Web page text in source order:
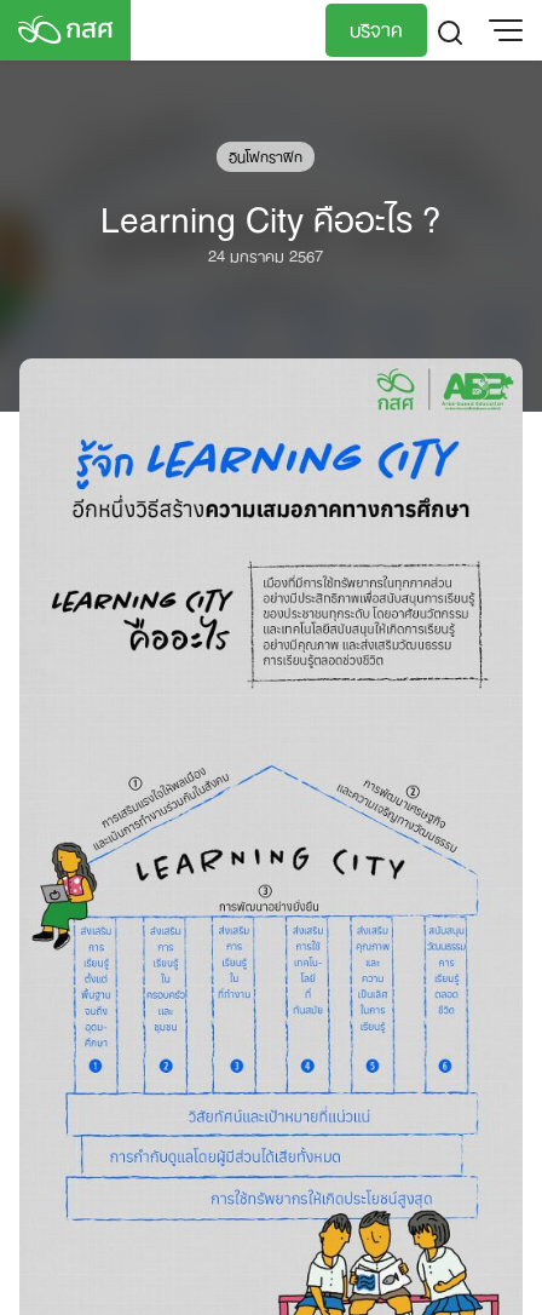
Skip
บริจาค
อินโฟกราฟิก
Learning City คืออะไร ?
24 มกราคม 2567